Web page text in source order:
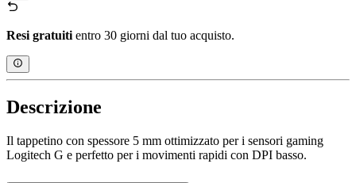
Resi gratuiti entro 30 giorni dal tuo acquisto.
Descrizione
Il tappetino con spessore 5 mm ottimizzato per i sensori gaming
Logitech G e perfetto per i movimenti rapidi con DPI basso.